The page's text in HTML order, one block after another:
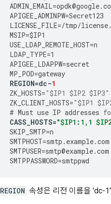
ADMIN_EMAIL=opdk@google.
APIGEE_ADMINPW=Secret123
LICENSE_FILE=/tmp/
MSIP=$IP1
USE_LDAP_REMOTE_HOST=n
LDAP_TYPE=1
APIGEE_LDAPPW=secret
MP_POD=gateway
REGION=dc-1
ZK_HOSTS="$IP1 $IP2 $IP3"
ZK_CLIENT_HOSTS="$IP1
# Must use IP addresses
CASS_HOSTS="$IP1:1,1
SKIP_SMTP=n
SMTPHOST=smtp . example.com
SMTPUSER=smtp@example.com
SMTPPASSWORD=smtppwd
REGION 속성은 리전 이름을 'dc-